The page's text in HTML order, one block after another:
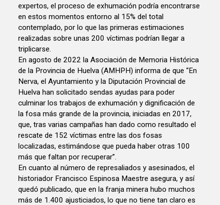
expertos, el proceso de exhumación podría encontrarse
en estos momentos entorno al 15% del total
contemplado, por lo que las primeras estimaciones
realizadas sobre unas 200 víctimas podrían llegar a
triplicarse.
En agosto de 2022 la Asociación de Memoria Histórica
de la Provincia de Huelva (AMHPH) informa de que “En
Nerva, el Ayuntamiento y la Diputación Provincial de
Huelva han solicitado sendas ayudas para poder
culminar los trabajos de exhumación y dignificación de
la fosa más grande de la provincia, iniciadas en 2017,
que, tras varias campañas han dado como resultado el
rescate de 152 víctimas entre las dos fosas
localizadas, estimándose que pueda haber otras 100
más que faltan por recuperar”.
En cuanto al número de represaliados y asesinados, el
historiador Francisco Espinosa Maestre asegura, y así
quedó publicado, que en la franja minera hubo muchos
más de 1.400 ajusticiados, lo que no tiene tan claro es